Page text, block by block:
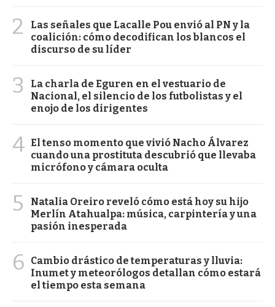
2
Las señales que Lacalle Pou envió al PN y la
coalición: cómo decodifican los blancos el
discurso de su líder
3
La charla de Eguren en el vestuario de
Nacional, el silencio de los futbolistas y el
enojo de los dirigentes
4 El tenso momento que vivió Nacho Álvarez
cuando una prostituta descubrió que llevaba
micrófono y cámara oculta
5
Natalia Oreiro reveló cómo está hoy su hijo
Merlín Atahualpa: música, carpintería y una
pasión inesperada
6
Cambio drástico de temperaturas y lluvia:
Inumet y meteorólogos detallan cómo estará
el tiempo esta semana